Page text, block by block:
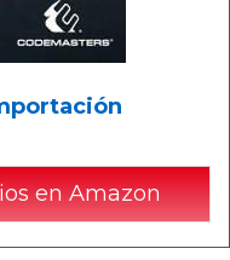
en Amazon